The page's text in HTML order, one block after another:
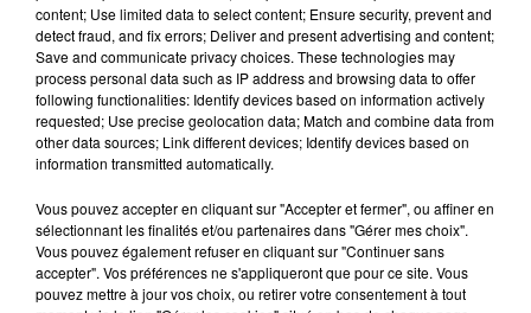
L'HOROSCOPE
Bélier Taureau Gémeaux
content; Use limited data to select content; Ensure security, prevent and
detect fraud, and fix errors; Deliver and present advertising and content;
Save and communicate privacy choices. These technologies may
process personal data such as IP address and browsing data to offer
following functionalities: Identify devices based on information actively
requested; Use precise geolocation data; Match and combine data from
other data sources; Link different devices; Identify devices based on
information transmitted automatically.
Vous pouvez accepter en cliquant sur "Accepter et fermer", ou affiner en
sélectionnant les finalités et/ou partenaires dans "Gérer mes choix".
Vous pouvez également refuser en cliquant sur "Continuer sans
accepter". Vos préférences ne s'appliqueront que pour ce site. Vous
pouvez mettre à jour vos choix, ou retirer votre consentement à tout